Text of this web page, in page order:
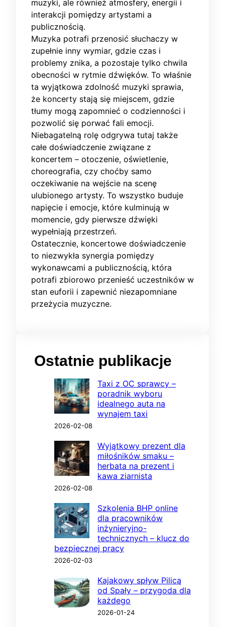
muzyki, ale również atmosfery, energii i
interakcji pomiędzy artystami a
publicznością.
Muzyka potrafi przenosić słuchaczy w
zupełnie inny wymiar, gdzie czas i
problemy znika, a pozostaje tylko chwila
obecności w rytmie dźwięków. To właśnie
ta wyjątkowa zdolność muzyki sprawia,
że koncerty stają się miejscem, gdzie
tłumy mogą zapomnieć o codzienności i
pozwolić się porwać fali emocji.
Niebagatelną rolę odgrywa tutaj także
całe doświadczenie związane z
koncertem – otoczenie, oświetlenie,
choreografia, czy choćby samo
oczekiwanie na wejście na scenę
ulubionego artysty. To wszystko buduje
napięcie i emocje, które kulminują w
momencie, gdy pierwsze dźwięki
wypełniają przestrzeń.
Ostatecznie, koncertowe doświadczenie
to niezwykła synergia pomiędzy
wykonawcami a publicznością, która
potrafi zbiorowo przenieść uczestników w
stan euforii i zapewnić niezapomniane
przeżycia muzyczne.
Ostatnie publikacje
Taxi z OC sprawcy –
poradnik wyboru
idealnego auta na
wynajem taxi
2026-02-08
Wyjątkowy prezent dla
miłośników smaku –
herbata na prezent i
kawa ziarnista
2026-02-08
Szkolenia BHP online
dla pracowników
inżynieryjno-
technicznych – klucz do
bezpiecznej pracy
2026-02-03
Kajakowy spływ Pilicą
od Spały – przygoda dla
każdego
2026-01-24